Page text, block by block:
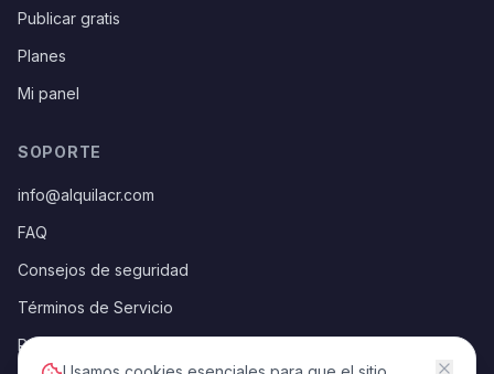
Publicar gratis
Planes
Mi panel
SOPORTE
info@alquilacr.com
FAQ
Consejos de seguridad
Términos de Servicio
Política de Privacidad